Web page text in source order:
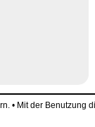
• Mit der Benutzung